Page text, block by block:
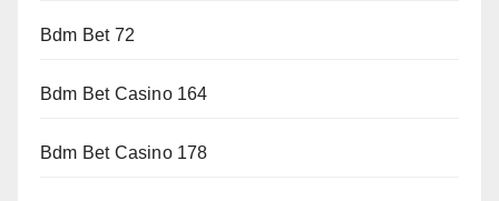
Bdm Bet 72
Bdm Bet Casino 164
Bdm Bet Casino 178